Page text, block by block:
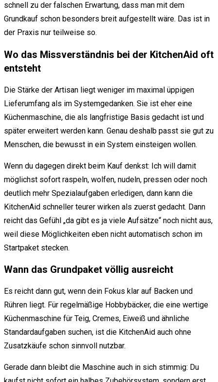
schnell zu der falschen Erwartung, dass man mit dem
Grundkauf schon besonders breit aufgestellt wäre. Das ist in
der Praxis nur teilweise so.
Wo das Missverständnis bei der KitchenAid oft
entsteht
Die Stärke der Artisan liegt weniger im maximal üppigen
Lieferumfang als im Systemgedanken. Sie ist eher eine
Küchenmaschine, die als langfristige Basis gedacht ist und
später erweitert werden kann. Genau deshalb passt sie gut zu
Menschen, die bewusst in ein System einsteigen wollen.
Wenn du dagegen direkt beim Kauf denkst: Ich will damit
möglichst sofort raspeln, wolfen, nudeln, pressen oder noch
deutlich mehr Spezialaufgaben erledigen, dann kann die
KitchenAid schneller teurer wirken als zuerst gedacht. Dann
reicht das Gefühl „da gibt es ja viele Aufsätze“ noch nicht aus,
weil diese Möglichkeiten eben nicht automatisch schon im
Startpaket stecken.
Wann das Grundpaket völlig ausreicht
Es reicht dann gut, wenn dein Fokus klar auf Backen und
Rühren liegt. Für regelmäßige Hobbybäcker, die eine wertige
Küchenmaschine für Teig, Cremes, Eiweiß und ähnliche
Standardaufgaben suchen, ist die KitchenAid auch ohne
Zusatzkäufe schon sinnvoll nutzbar.
Gerade dann bleibt die Maschine auch in sich stimmig: Du